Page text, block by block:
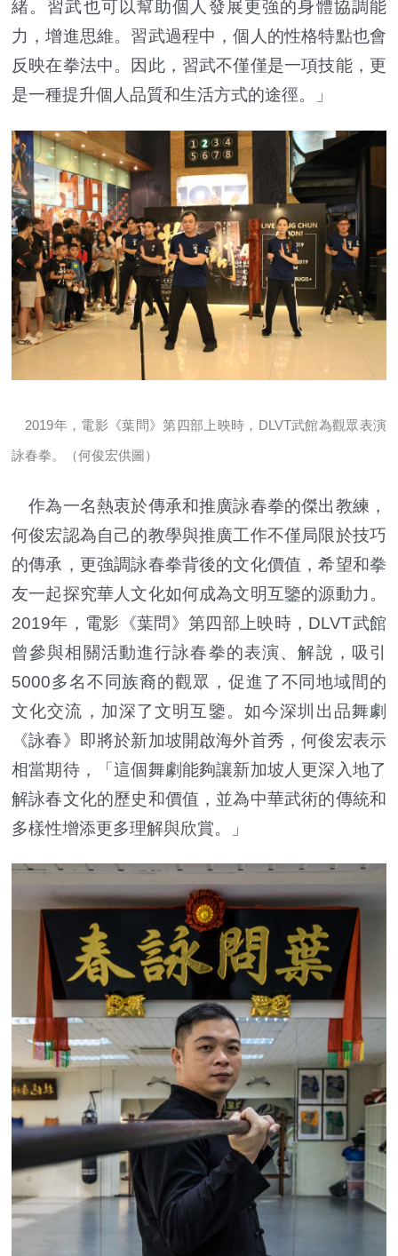
緒。習武也可以幫助個人發展更強的身體協調能
力，增進思維。習武過程中，個人的性格特點也會
反映在拳法中。因此，習武不僅僅是一項技能，更
是一種提升個人品質和生活方式的途徑。」
2019年，電影《葉問》第四部上映時，DLVT武館為觀眾表演
詠春拳。（何俊宏供圖）
作為一名熱衷於傳承和推廣詠春拳的傑出教練，
何俊宏認為自己的教學與推廣工作不僅局限於技巧
的傳承，更強調詠春拳背後的文化價值，希望和拳
友一起探究華人文化如何成為文明互鑒的源動力。
2019年，電影《葉問》第四部上映時，DLVT武館
曾參與相關活動進行詠春拳的表演、解說，吸引
5000多名不同族裔的觀眾，促進了不同地域間的
文化交流，加深了文明互鑒。如今深圳出品舞劇
《詠春》即將於新加坡開啟海外首秀，何俊宏表示
相當期待，「這個舞劇能夠讓新加坡人更深入地了
解詠春文化的歷史和價值，並為中華武術的傳統和
多樣性增添更多理解與欣賞。」